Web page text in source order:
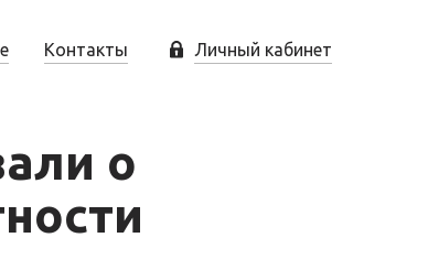
Контакты Личный кабинет
о